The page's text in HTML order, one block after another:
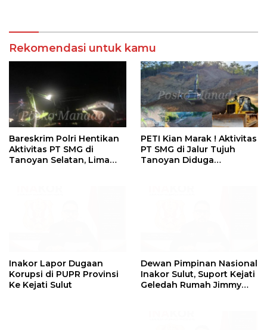
Rekomendasi untuk kamu
Bareskrim Polri Hentikan
Aktivitas PT SMG di
Tanoyan Selatan, Lima
PETI Kian Marak ! Aktivitas
PT SMG di Jalur Tujuh
Tanoyan Diduga
Inakor Lapor Dugaan
Korupsi di PUPR Provinsi
Ke Kejati Sulut
Dewan Pimpinan Nasional
Inakor Sulut, Suport Kejati
Geledah Rumah Jimmy